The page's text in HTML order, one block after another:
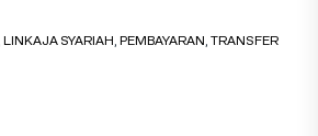
LINKAJA SYARIAH,PEMBAYARAN,TRANSFER